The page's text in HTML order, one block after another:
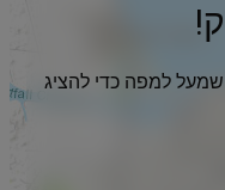
למפה כדי להציג